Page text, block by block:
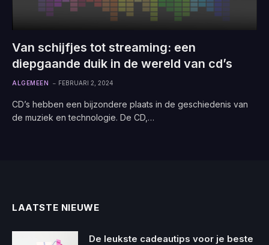
Van schijfjes tot streaming: een
diepgaande duik in de wereld van cd’s
ALGEMEEN FEBRUARI 2, 2024
CD’s hebben een bijzondere plaats in de geschiedenis van
de muziek en technologie. De CD,…
LAATSTE NIEUWE
De leukste cadeautips voor je beste